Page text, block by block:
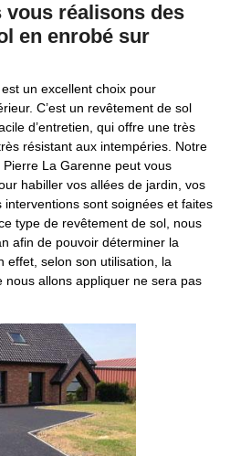
réalisons des
en enrobé sur
un excellent choix pour
C’est un revêtement de sol
d’entretien, qui offre une très
résistant aux intempéries. Notre
La Garenne peut vous
habiller vos allées de jardin, vos
sont soignées et faites
type de revêtement de sol, nous
afin de pouvoir déterminer la
effet, selon son utilisation, la
nous allons appliquer ne sera pas